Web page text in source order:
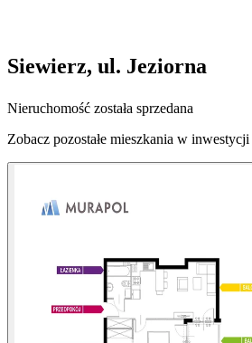
Siewierz, ul. Jeziorna
Nieruchomość została sprzedana
Zobacz pozostałe mieszkania w inwestycji